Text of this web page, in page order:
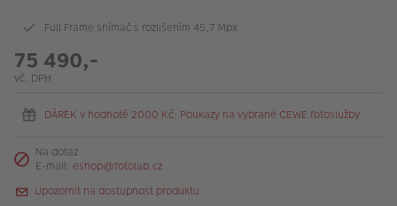
Full Frame snímač s rozlišením 45,7 Mpx
75 490,-
vč. DPH
DÁREK v hodnotě 2000 Kč: Poukazy na vybrané CEWE fotoslužby
Na dotaz
E-mail: eshop@fotolab.cz
Upozornit na dostupnost produktu